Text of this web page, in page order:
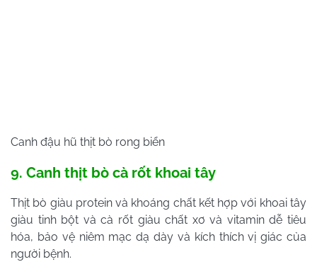
Canh đậu hũ thịt bò rong biển
9. Canh thịt bò cà rốt khoai tây
Thịt bò giàu protein và khoáng chất kết hợp với khoai tây
giàu tinh bột và cà rốt giàu chất xơ và vitamin dễ tiêu
hóa, bảo vệ niêm mạc dạ dày và kích thích vị giác của
người bệnh.